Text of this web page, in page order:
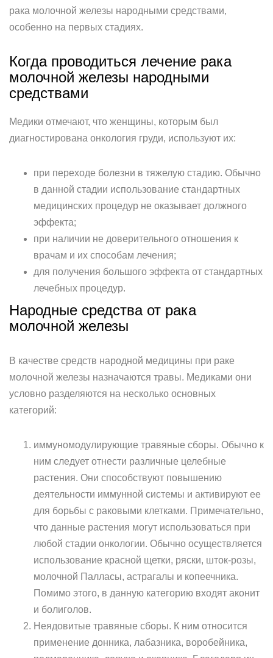
рака молочной железы народными средствами,
особенно на первых стадиях.
Когда проводиться лечение рака
молочной железы народными
средствами
Медики отмечают, что женщины, которым был
диагностирована онкология груди, используют их:
при переходе болезни в тяжелую стадию. Обычно
в данной стадии использование стандартных
медицинских процедур не оказывает должного
эффекта;
при наличии не доверительного отношения к
врачам и их способам лечения;
для получения большого эффекта от стандартных
лечебных процедур.
Народные средства от рака
молочной железы
В качестве средств народной медицины при раке
молочной железы назначаются травы. Медиками они
условно разделяются на несколько основных
категорий:
иммуномодулирующие травяные сборы. Обычно к
ним следует отнести различные целебные
растения. Они способствуют повышению
деятельности иммунной системы и активируют ее
для борьбы с раковыми клетками. Примечательно,
что данные растения могут использоваться при
любой стадии онкологии. Обычно осуществляется
использование красной щетки, ряски, шток-розы,
молочной Палласы, астрагалы и копеечника.
Помимо этого, в данную категорию входят аконит
и болиголов.
Неядовитые травяные сборы. К ним относится
применение донника, лабазника, воробейника,